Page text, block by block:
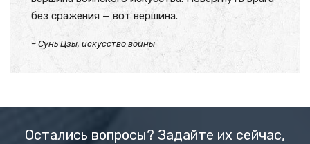
без сражения — вот вершина.
– Сунь Цзы, искусство войны
Остались вопросы? Задайте их сейчас,